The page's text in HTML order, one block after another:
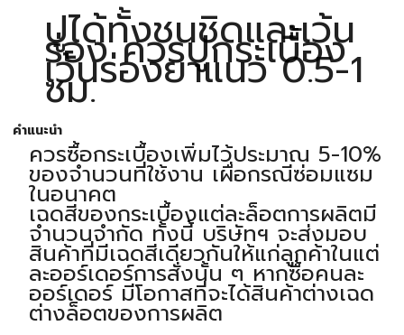
ปูได้ทั้งชนชิดและเว้น
ร่อง ควรปูกระเบื้อง
เว้นร่องยาแนว 0.5-1
ซม.
คำแนะนำ
ควรซื้อกระเบื้องเพิ่มไว้ประมาณ 5-10%
ของจำนวนที่ใช้งาน เผื่อกรณีซ่อมแซม
ในอนาคต
เฉดสีของกระเบื้องแต่ละล็อตการผลิตมี
จำนวนจำกัด ทั้งนี้ บริษัทฯ จะส่งมอบ
สินค้าที่มีเฉดสีเดียวกันให้แก่ลูกค้าในแต่
ละออร์เดอร์การสั่งนั้น ๆ หากซื้อคนละ
ออร์เดอร์ มีโอกาสที่จะได้สินค้าต่างเฉด
ต่างล็อตของการผลิต